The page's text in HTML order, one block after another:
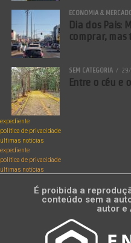
ECONOMIA & MERCADO
Dia dos Pais:
comprar, mas
SEM CATEGORIA
Entre o céu e
expediente
política de privacidade
últimas notícias
expediente
política de privacidade
últimas notícias
É proibida a
conteúdo sem a
autor e